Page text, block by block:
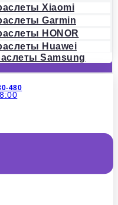
Xiaomi
Garmin
HONOR
Huawei
Samsung
480